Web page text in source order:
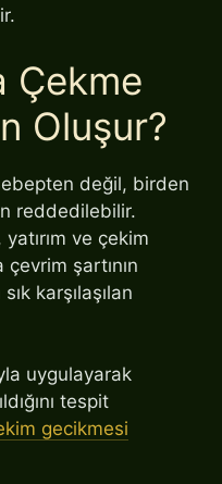
Çekme
Oluşur?
değil, birden
reddedilebilir.
ve çekim
şartının
karşılaşılan
uygulayarak
tespit
gecikmesi